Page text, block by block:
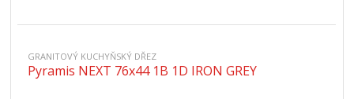
GRANITOVÝ KUCHYŇSKÝ DŘEZ
Pyramis NEXT 76x44 1B 1D IRON GREY